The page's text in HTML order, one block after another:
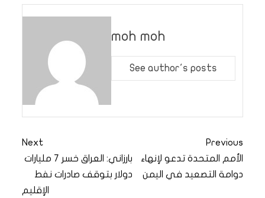
moh moh
See author's posts
Previous
الأمم المتحدة تدعو لإنهاء
دوامة التصعيد في اليمن
Next
بارزاني: العراق خسر 7 مليارات
دولار بتوقف صادرات نفط
الإقليم